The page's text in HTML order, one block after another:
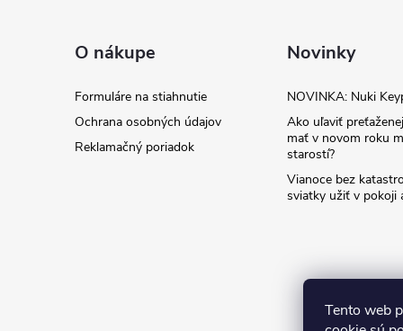
Tento web
O nákupe
Formuláre na stiahnutie
Ochrana osobných údajov
Reklamačný poriadok
Novinky
NOVINKA: Nuki
Ako uľaviť
mať v novom roku
starostí?
Vianoce bez
sviatky užiť v pokoji